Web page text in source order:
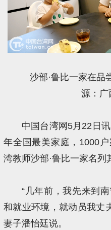
沙部·鲁比一家在品
源：广
中国台湾网5月22日
年全国最美家庭，1000
湾教师沙部·鲁比一家名列
“几年前，我先来到
和就业环境，就动员我丈
妻子潘怡廷说。